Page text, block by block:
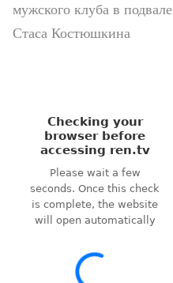
мужского клуба в подвале
Стаса Костюшкина